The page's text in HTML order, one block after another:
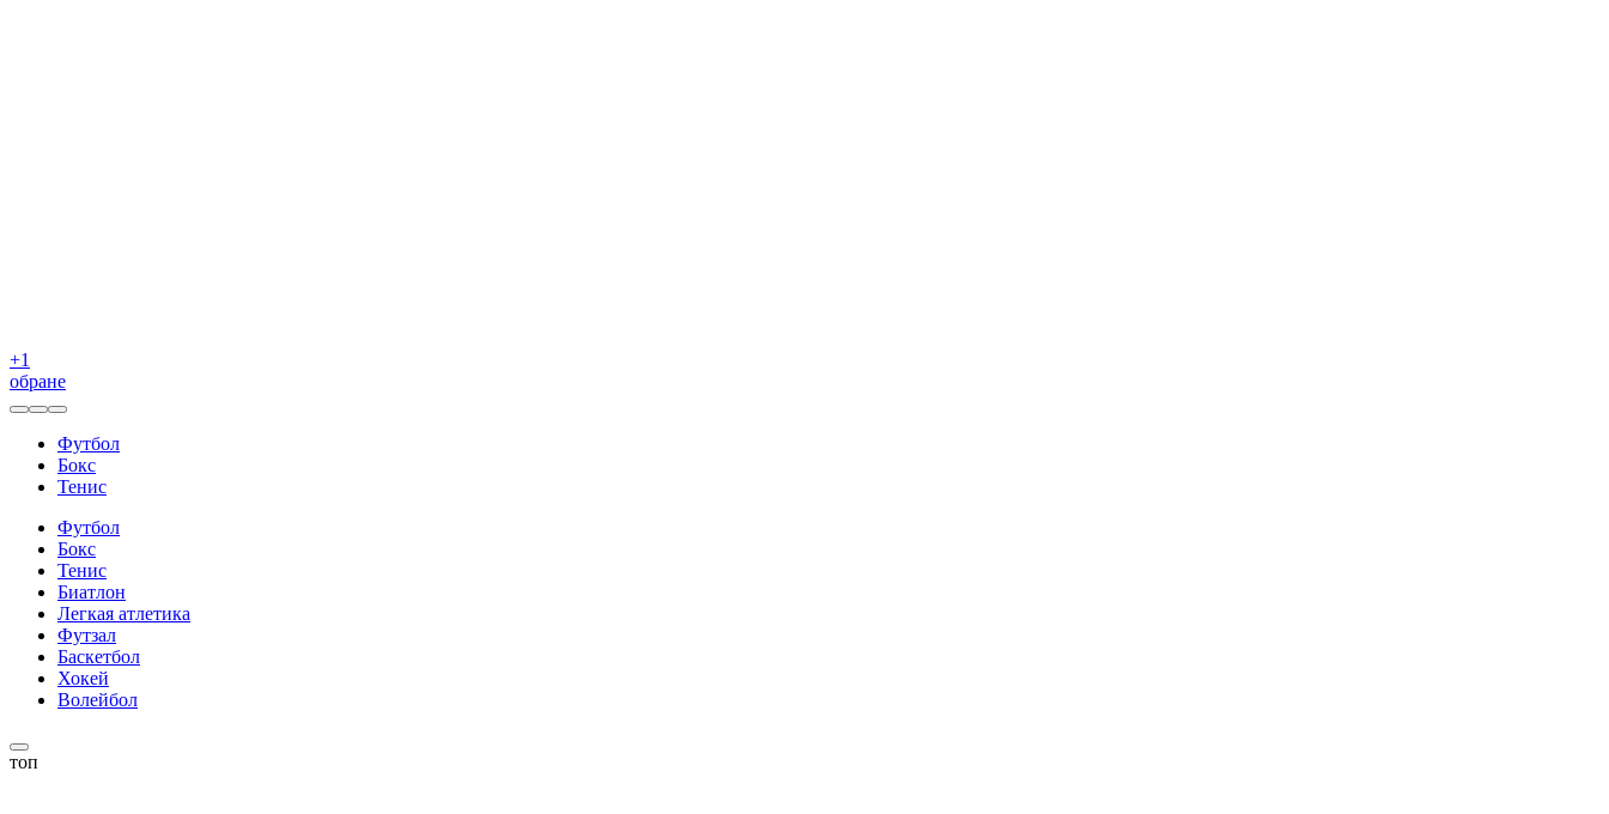
+1
обране
Футбол
Бокс
Тенис
Футбол
Бокс
Тенис
Биатлон
Легкая атлетика
Футзал
Баскетбол
Хокей
Волейбол
топ